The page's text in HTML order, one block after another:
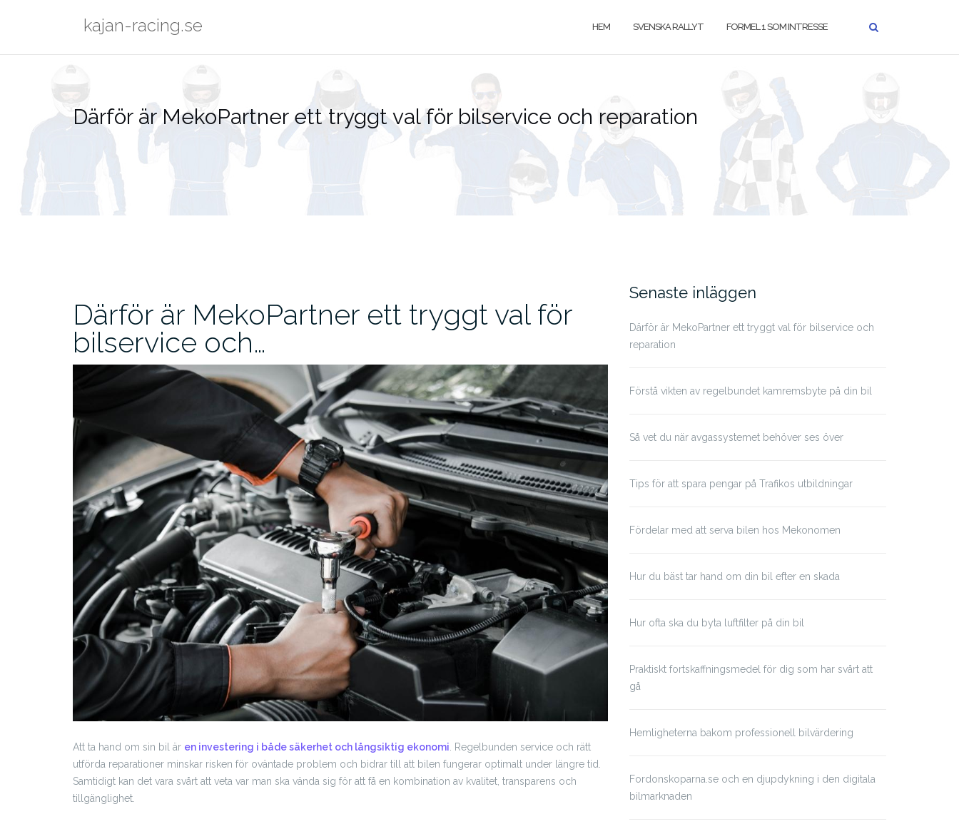
kajan-racing.se HEM SVENSKA RALLYT FORMEL 1 SOM INTRESSE
Därför är MekoPartner ett tryggt val för bilservice och reparation
Därför är MekoPartner ett tryggt val för
bilservice och…
Att ta hand om sin bil är en investering i både säkerhet och långsiktig ekonomi. Regelbunden service och rätt
utförda reparationer minskar risken för oväntade problem och bidrar till att bilen fungerar optimalt under längre tid.
Samtidigt kan det vara svårt att veta var man ska vända sig för att få en kombination av kvalitet, transparens och
tillgänglighet.
Senaste inläggen
Därför är MekoPartner ett tryggt val för bilservice och
reparation
Förstå vikten av regelbundet kamremsbyte på din bil
Så vet du när avgassystemet behöver ses över
Tips för att spara pengar på Trafikos utbildningar
Fördelar med att serva bilen hos Mekonomen
Hur du bäst tar hand om din bil efter en skada
Hur ofta ska du byta luftfilter på din bil
Praktiskt fortskaffningsmedel för dig som har svårt att
gå
Hemligheterna bakom professionell bilvärdering
Fordonskoparna.se och en djupdykning i den digitala
bilmarknaden